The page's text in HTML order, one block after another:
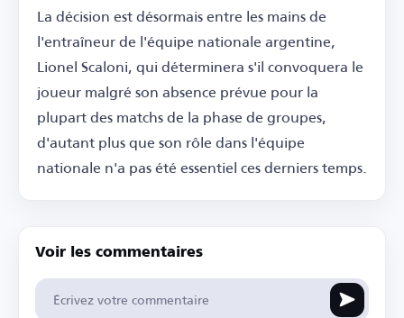
La décision est désormais entre les mains de
l'entraîneur de l'équipe nationale argentine,
Lionel Scaloni, qui déterminera s'il convoquera le
joueur malgré son absence prévue pour la
plupart des matchs de la phase de groupes,
d'autant plus que son rôle dans l'équipe
nationale n'a pas été essentiel ces derniers temps.
Voir les commentaires